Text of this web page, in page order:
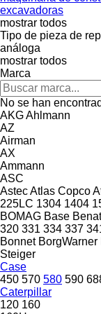
excavadoras
mostrar todos
Tipo de pieza de
análoga
mostrar todos
Marca
No se han
AKGAhlmann
AZ
Airman
AX
Ammann
ASC
AstecAtlas Copco
225LC 1304 1404
BOMAG Base
320 331 334 337
Bonnet BorgWarner
Steiger
Case
450 570 580 590
Caterpillar
120 160